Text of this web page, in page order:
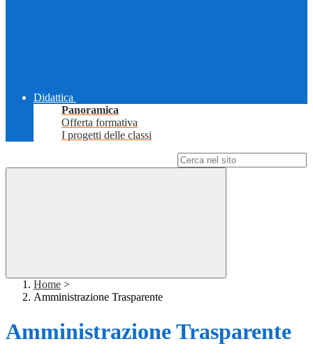
Didattica
Panoramica
Offerta formativa
I progetti delle classi
Home >
Amministrazione Trasparente
Amministrazione Trasparente